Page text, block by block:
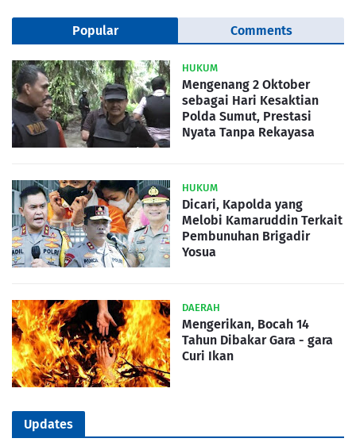
Popular Comments
HUKUM
Mengenang 2 Oktober
sebagai Hari Kesaktian
Polda Sumut, Prestasi
Nyata Tanpa Rekayasa
HUKUM
Dicari, Kapolda yang
Melobi Kamaruddin Terkait
Pembunuhan Brigadir
Yosua
DAERAH
Mengerikan, Bocah 14
Tahun Dibakar Gara - gara
Curi Ikan
Updates